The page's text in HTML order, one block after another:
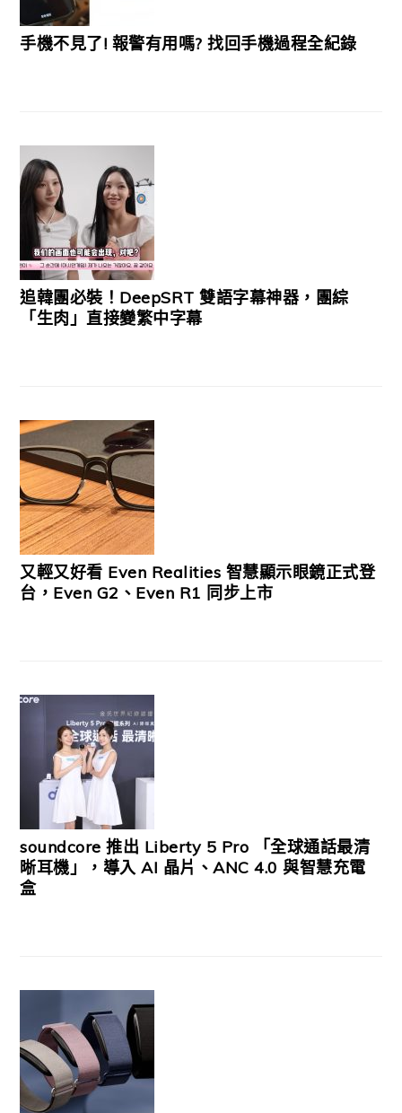
手機不見了! 報警有用嗎? 找回手機過程全紀錄
追韓團必裝！DeepSRT 雙語字幕神器，團綜
「生肉」直接變繁中字幕
又輕又好看 Even Realities 智慧顯示眼鏡正式登
台，Even G2、Even R1 同步上市
soundcore 推出 Liberty 5 Pro 「全球通話最清
晰耳機」，導入 AI 晶片、ANC 4.0 與智慧充電
盒